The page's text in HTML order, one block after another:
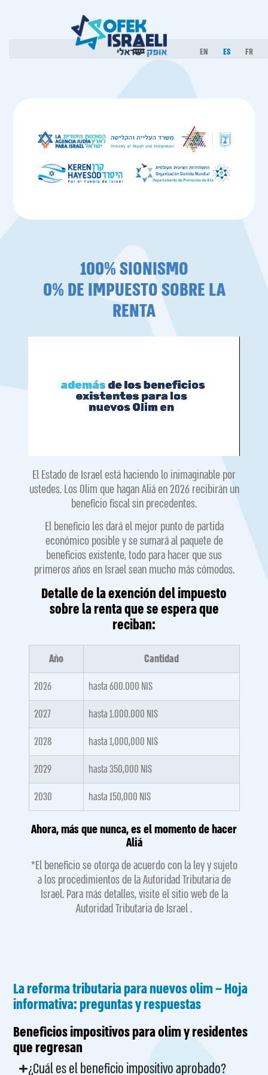
EN ES FR
100% SIONISMO
0% DE IMPUESTO SOBRE LA
RENTA
El Estado de Israel está haciendo lo inimaginable por
ustedes. Los Olim que hagan Aliá en 2026 recibirán un
beneficio fiscal sin precedentes.
El beneficio les dará el mejor punto de partida
económico posible y se sumará al paquete de
beneficios existente, todo para hacer que sus
primeros años en Israel sean mucho más cómodos.
Detalle de la exención del impuesto
sobre la renta que se espera que
reciban:
Año
Cantidad
2026
hasta 600.000 NIS
2027
hasta 1.000.000 NIS
2028
hasta 1,000,000 NIS
2029
hasta 350,000 NIS
2030
hasta 150,000 NIS
Ahora, más que nunca, es el momento de hacer
Aliá
*El beneficio se otorga de acuerdo con la ley y sujeto
a los procedimientos de la Autoridad Tributaria de
Israel. Para más detalles, visite el sitio web de la
Autoridad Tributaria de Israel .
La reforma tributaria para nuevos olim – Hoja
informativa: preguntas y respuestas
Beneficios impositivos para olim y residentes
que regresan
¿Cuál es el beneficio impositivo aprobado?